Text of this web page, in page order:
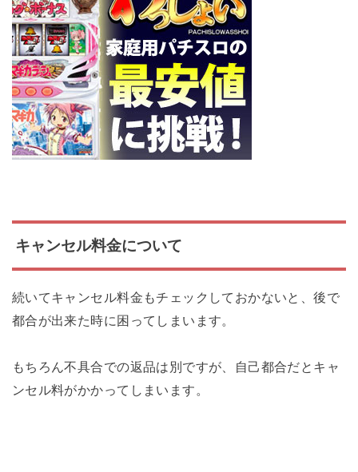
キャンセル料金について
続いてキャンセル料金もチェックしておかないと、後で
都合が出来た時に困ってしまいます。
もちろん不具合での返品は別ですが、自己都合だとキャ
ンセル料がかかってしまいます。